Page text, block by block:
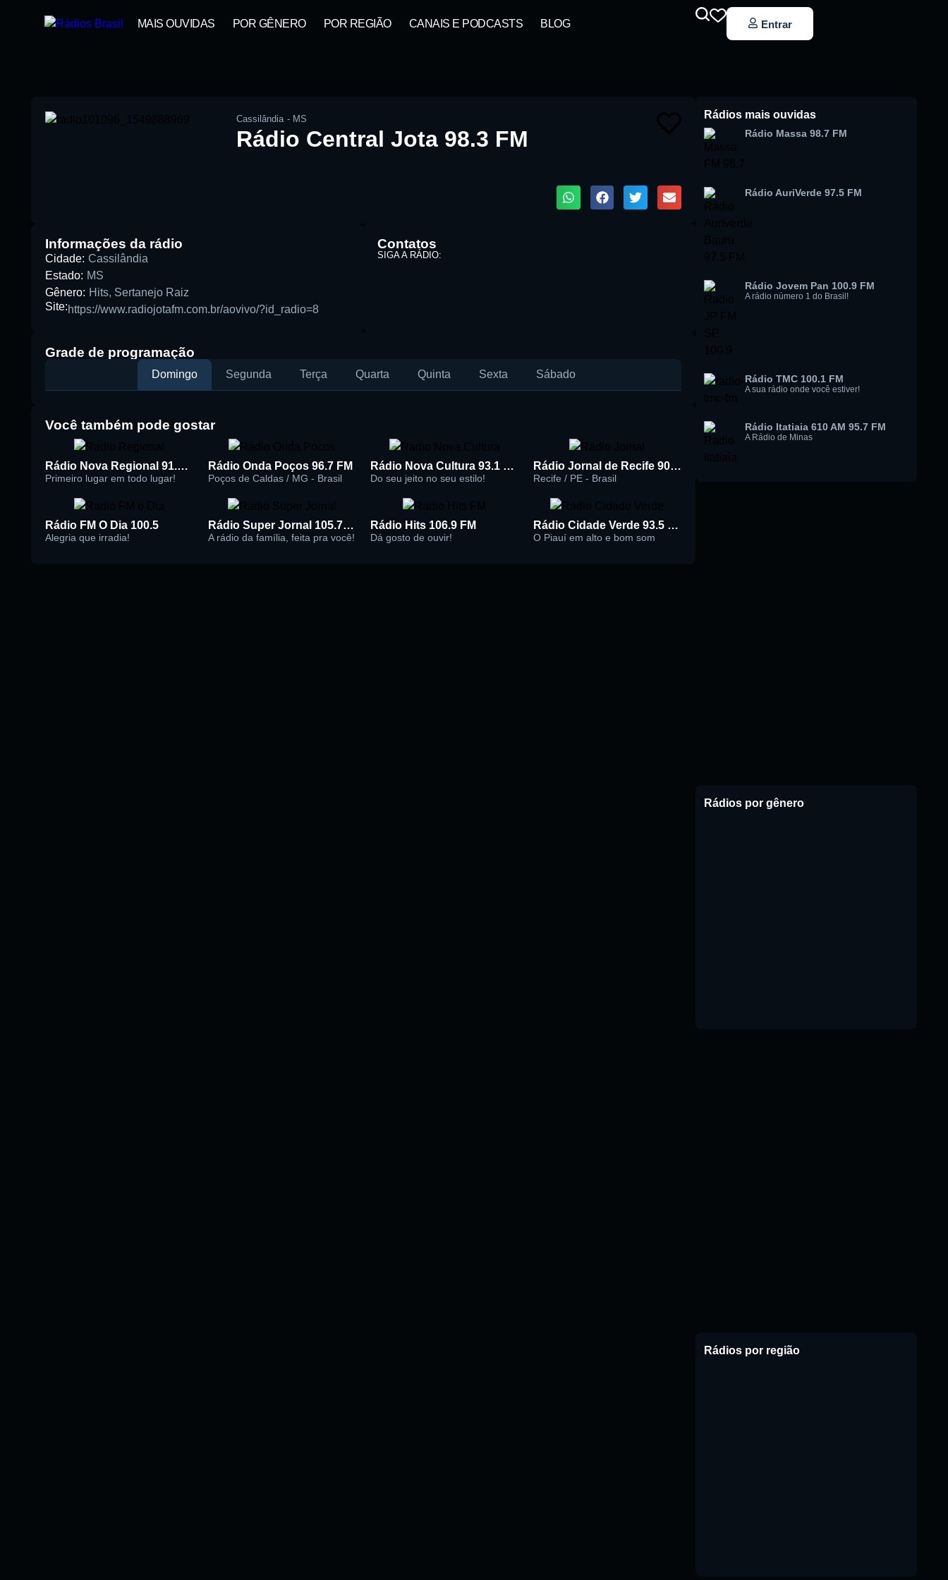
MAIS OUVIDAS POR GÊNERO POR REGIÃO CANAIS E PODCASTS BLOG Entrar
Cassilândia - MS
Rádio Central Jota 98.3 FM
Informações da rádio
Cidade: Cassilândia
Estado: MS
Gênero: Hits, Sertanejo Raiz
Site:https://www.radiojotafm.com.br/aovivo/?id_radio=8
Contatos
SIGA A RÁDIO:
Grade de programação
Domingo Segunda Terça Quarta Quinta Sexta Sábado
Você também pode gostar
Rádio Nova Regional 91.5 FM
Primeiro lugar em todo lugar!
Rádio Onda Poços 96.7 FM
Poços de Caldas / MG - Brasil
Rádio Nova Cultura 93.1 FM
Do seu jeito no seu estilo!
Rádio Jornal de Recife 90.3 FM
Recife / PE - Brasil
Rádio FM O Dia 100.5
Alegria que irradia!
Rádio Super Jornal 105.7 FM
A rádio da família, feita pra você!
Rádio Hits 106.9 FM
Dá gosto de ouvir!
Rádio Cidade Verde 93.5 FM
O Piauí em alto e bom som
Rádios mais ouvidas
Rádio Massa 98.7 FM
Rádio AuriVerde 97.5 FM
Rádio Jovem Pan 100.9 FM
A rádio número 1 do Brasil!
Rádio TMC 100.1 FM
A sua rádio onde você estiver!
Rádio Itatiaia 610 AM 95.7 FM
A Rádio de Minas
Rádios por gênero
Rádios por região